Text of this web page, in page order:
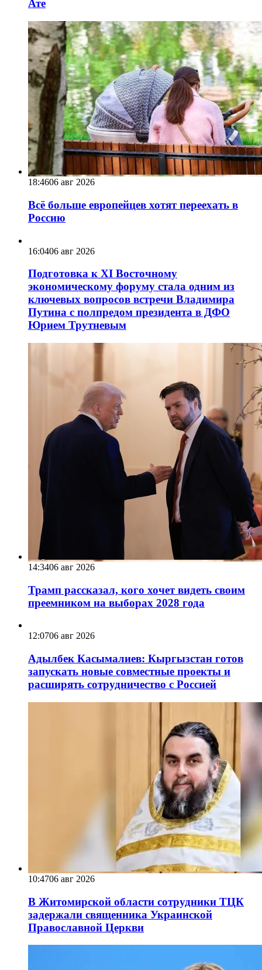
Ате
18:4606 авг 2026
Всё больше европейцев хотят переехать в
Россию
16:0406 авг 2026
Подготовка к XI Восточному
экономическому форуму стала одним из
ключевых вопросов встречи Владимира
Путина с полпредом президента в ДФО
Юрием Трутневым
14:3406 авг 2026
Трамп рассказал, кого хочет видеть своим
преемником на выборах 2028 года
12:0706 авг 2026
Адылбек Касымалиев: Кыргызстан готов
запускать новые совместные проекты и
расширять сотрудничество с Россией
10:4706 авг 2026
В Житомирской области сотрудники ТЦК
задержали священника Украинской
Православной Церкви